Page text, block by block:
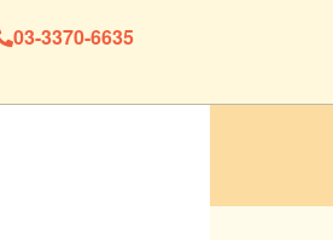
03-3370-6635